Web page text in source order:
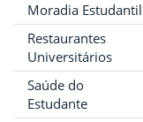
Moradia Estudantil
Restaurantes
Universitários
Saúde do
Estudante